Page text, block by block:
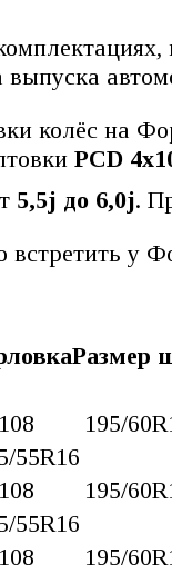
колёс на
PCD
5,5j до 6,0j.
у
Размер
195/
55R16
195/
55R16
195/